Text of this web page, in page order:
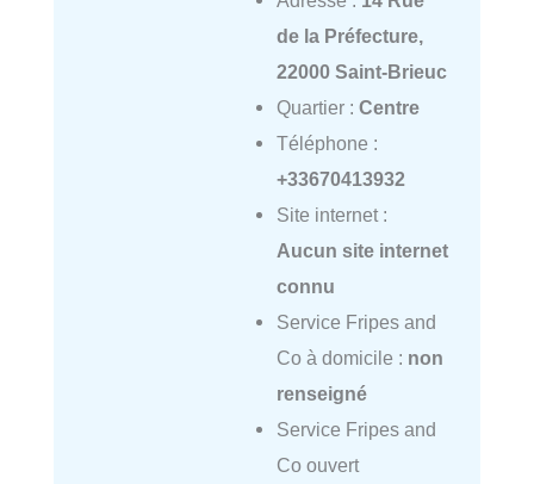
de la Préfecture,
22000 Saint-Brieuc
Quartier : Centre
Téléphone :
+33670413932
Site internet :
Aucun site internet
connu
Service Fripes and
Co à domicile : non
renseigné
Service Fripes and
Co ouvert